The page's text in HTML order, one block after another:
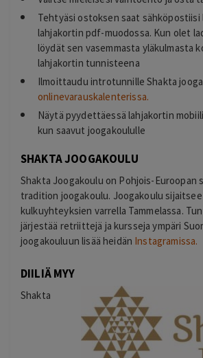
Tehtyäsi ostoksen saat sähköpostiisi
lahjakortin pdf-muodossa. Kun olet
löydät sen vasemmasta yläkulmasta
lahjakortin tunnisteena
Ilmoittaudu introtunnille Shakta
onlinevarauskalenterissa.
Näytä pyydettäessä lahjakortin
kun saavut joogakoululle
SHAKTA JOOGAKOULU
Shakta Joogakoulu on Pohjois-Euroopan
tradition joogakoulu. Joogakoulu
kulkuyhteyksien varrella Tammelassa.
järjestää retriittejä ja kursseja ympäri
joogakouluun lisää heidän Instagramissa.
DIILIÄ MYY
Shakta